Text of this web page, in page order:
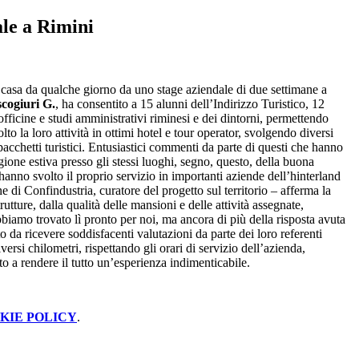
a Rimini
da qualche giorno da uno stage aziendale di due settimane a
G., ha consentito a 15 alunni dell’Indirizzo Turistico, 12
e studi amministrativi riminesi e dei dintorni, permettendo
la loro attività in ottimi hotel e tour operator, svolgendo diversi
turistici. Entusiastici commenti da parte di questi che hanno
estiva presso gli stessi luoghi, segno, questo, della buona
svolto il proprio servizio in importanti aziende dell’hinterland
di Confindustria, curatore del progetto sul territorio – afferma la
dalla qualità delle mansioni e delle attività assegnate,
trovato lì pronto per noi, ma ancora di più della risposta avuta
ricevere soddisfacenti valutazioni da parte dei loro referenti
chilometri, rispettando gli orari di servizio dell’azienda,
rendere il tutto un’esperienza indimenticabile.
POLICY.